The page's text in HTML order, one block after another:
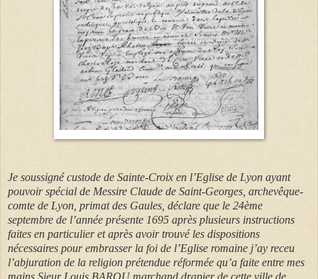
Je soussigné custode de Sainte-Croix en l’Eglise de Lyon ayant
pouvoir spécial de Messire Claude de Saint-Georges, archevêque-
comte de Lyon, primat des Gaules, déclare que le 24ème
septembre de l’année présente 1695 après plusieurs instructions
faites en particulier et après avoir trouvé les dispositions
nécessaires pour embrasser la foi de l’Eglise romaine j’ay receu
l’abjuration de la religion prétendue réformée qu’a faite entre mes
mains Sieur Louis BAROU marchand drapier de cette ville de